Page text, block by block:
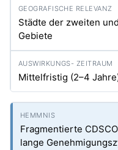
Städte der zweiten
Gebiete
Mittelfristig (2–4
Fragmentierte
lange